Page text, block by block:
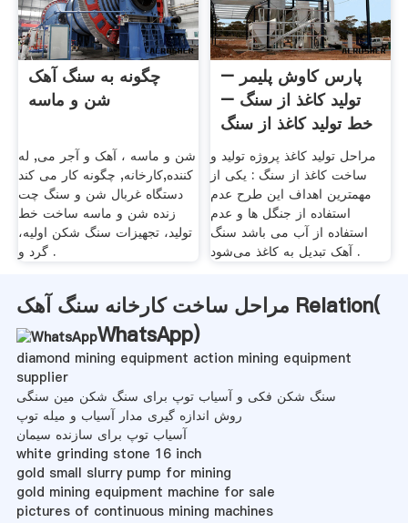
چگونه به سنگ آهک
شن و ماسه
شن و ماسه ، آهک و آجر می, له
کننده,کارخانه, چگونه کار می کند
دستگاه غربال شن و سنگ چت
زنده شن و ماسه ساخت خط
تولید، تجهیزات سنگ شکن اولیه،
گرد و .
پارس کاوش پلیمر –
تولید کاغذ از سنگ –
خط تولید کاغذ از سنگ
مراحل تولید کاغذ پروژه تولید و
ساخت کاغذ از سنگ : یکی از
مهمترین اهداف این طرح عدم
استفاده از جنگل ها و عدم
استفاده از آب می باشد سنگ
آهک تبدیل به کاغذ می‌شود .
مراحل ساخت کارخانه سنگ آهک Relation(
WhatsApp)
diamond mining equipment action mining equipment
supplier
سنگ شکن فکی و آسیاب توپ برای سنگ شکن مین سنگی
روش اندازه گیری مدار آسیاب و میله توپ
آسیاب توپ برای سازنده سیمان
white grinding stone 16 inch
gold small slurry pump for mining
gold mining equipment machine for sale
pictures of continuous mining machines